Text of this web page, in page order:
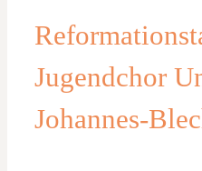
Jugendchor
Johannes-